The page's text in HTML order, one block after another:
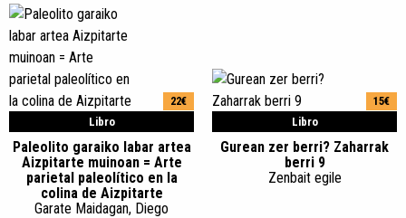
Libro
22€
Paleolito garaiko labar artea
Aizpitarte muinoan = Arte
parietal paleolítico en la
colina de Aizpitarte
Garate Maidagan, Diego
Libro
15€
Gurean zer berri? Zaharrak
berri 9
Zenbait egile